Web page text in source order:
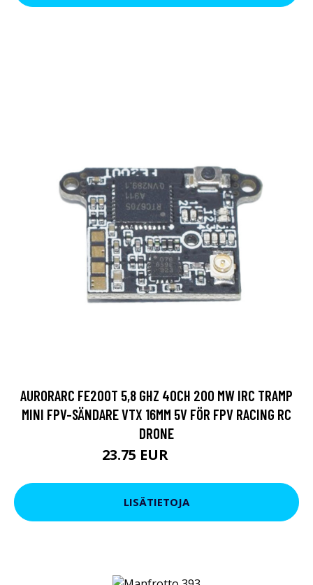
AURORARC FE200T 5,8 GHZ 40CH 200 MW IRC TRAMP
MINI FPV-SÄNDARE VTX 16MM 5V FÖR FPV RACING RC
DRONE
23.75 EUR
LISÄTIETOJA